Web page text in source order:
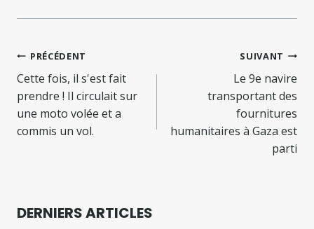
Navigation
de
l’article
PRÉCÉDENT
Cette fois, il s'est fait
prendre ! Il circulait sur
une moto volée et a
commis un vol.
SUIVANT
Le 9e navire
transportant des
fournitures
humanitaires à Gaza est
parti
DERNIERS ARTICLES